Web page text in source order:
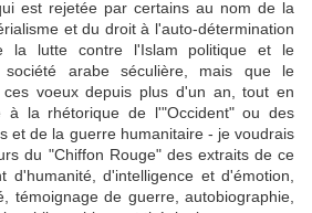
est rejetée par certains au nom de la
et du droit à l'auto-détermination
la lutte contre l'Islam politique et le
arabe séculière, mais que le
voeux depuis plus d'un an, tout en
à la rhétorique de l'"Occident" ou des
et de la guerre humanitaire - je voudrais
du "Chiffon Rouge" des extraits de ce
d'humanité, d'intelligence et d'émotion,
témoignage de guerre, autobiographie,